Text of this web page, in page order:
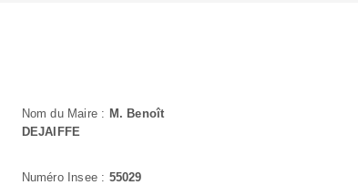
Nom du Maire : M. Benoît
DEJAIFFE
Numéro Insee : 55029